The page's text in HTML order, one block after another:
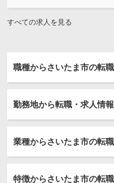
すべての求人を見る
職種からさいたま市の転
勤務地から転職・求人情
業種からさいたま市の転
特徴からさいたま市の転